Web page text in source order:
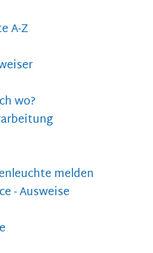
A-Z
wo?
melden
- Ausweise